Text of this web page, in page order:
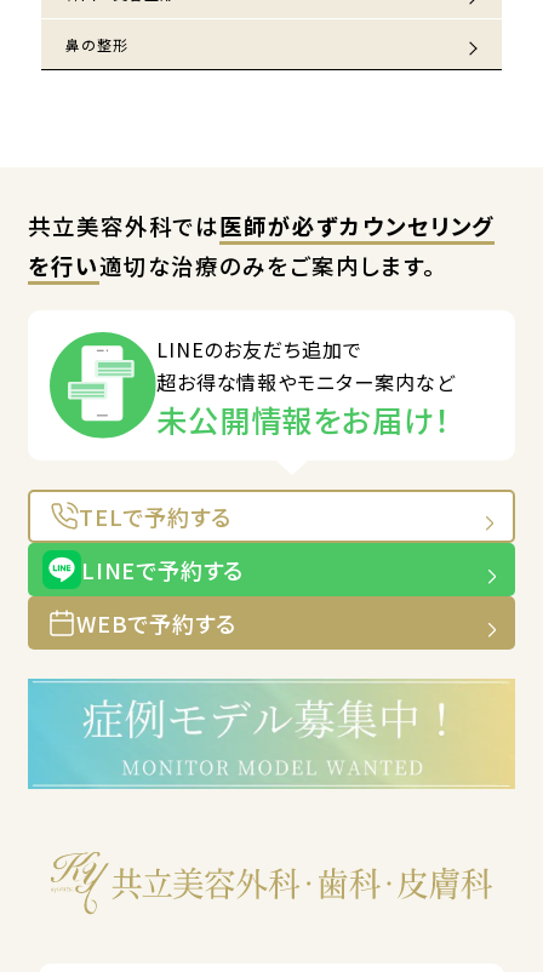
鼻の整形
共立美容外科では医師が必ずカウンセリング
を行い適切な治療のみをご案内します。
LINEのお友だち追加で
超お得な情報やモニター案内など
未公開情報をお届け！
TELで予約する
LINEで予約する
WEBで予約する